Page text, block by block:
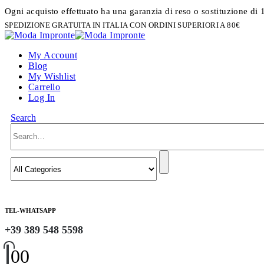
Ogni acquisto effettuato ha una garanzia di reso o sostituzione di
SPEDIZIONE GRATUITA IN ITALIA CON ORDINI SUPERIORI A 80€
My Account
Blog
My Wishlist
Carrello
Log In
Search
TEL-WHATSAPP
+39 389 548 5598
00